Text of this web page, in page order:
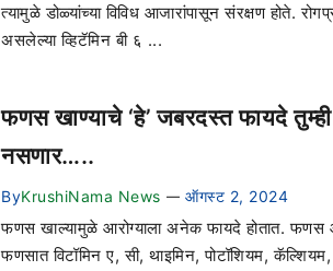
त्यामुळे डोळ्यांच्या विविध आजारांपासून संरक्षण होते.
असलेल्या व्हिटॅमिन बी ६ ...
फणस खाण्याचे ‘हे’ जबरदस्त फायदे
नसणार…..
ByKrushiNama News — ऑगस्ट 2, 2024
फणस खाल्यामुळे आरोग्याला अनेक फायदे होतात. फणस
फणसात विटॉमिन ए, सी, थाइमिन, पोटॉशियम,